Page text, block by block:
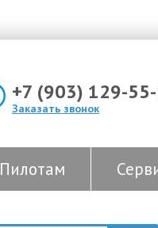
+7 (903) 129-
Заказать звонок
Пилотам